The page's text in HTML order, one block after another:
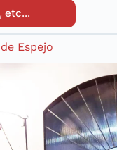
etc…
Espejo